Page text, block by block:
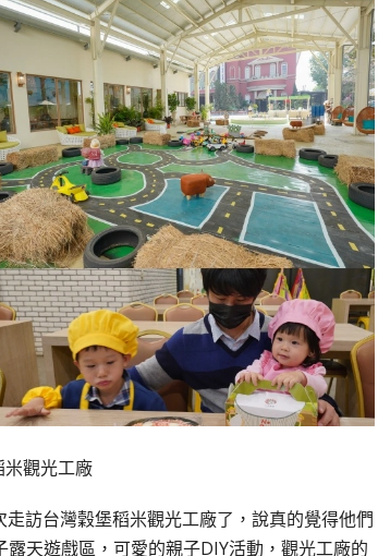
觀光工廠
訪台灣穀堡稻米觀光工廠了，說真的覺得他們
天遊戲區，可愛的親子DIY活動，觀光工廠的